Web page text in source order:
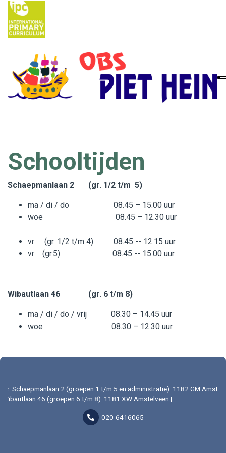
Home
Ouders
IPC
Contact
Vacatures
Schooltijden
Schaepmanlaan 2 (gr. 1/2 t/m 5)
ma / di / do 08.45 – 15.00 uur
woe 08.45 – 12.30 uur
vr (gr. 1/2 t/m 4) 08.45 -- 12.15 uur
vr (gr.5) 08.45 -- 15.00 uur
Wibautlaan 46 (gr. 6 t/m 8)
ma / di / do / vrij 08.30 – 14.45 uur
woe 08.30 – 12.30 uur
Dr. Schaepmanlaan 2 (groepen 1 t/m 5 en administratie): 1182 GM
Wibautlaan 46 (groepen 6 t/m 8): 1181 XW Amstelveen |
020-6416065